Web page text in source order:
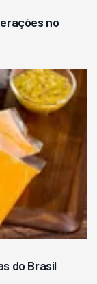
no
do Brasil